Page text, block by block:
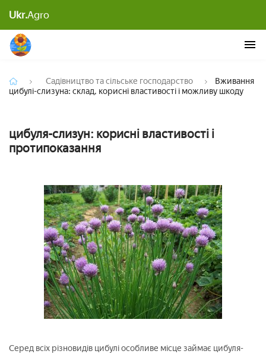
Ukr.Agroвластивості і можливу шкоду
Садівництво та сільське господарство
Вживання
цибулі-слизуна: склад, корисні властивості і можливу шкоду
цибуля-слизун: корисні властивості і
протипоказання
Серед всіх різновидів цибулі особливе місце займає цибуля-